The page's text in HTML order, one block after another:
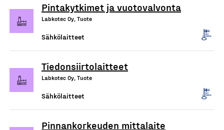
Pintakytkimet ja vuotovalvonta
Labkotec Oy, Tuote
Sähkölaitteet
Tiedonsiirtolaitteet
Labkotec Oy, Tuote
Sähkölaitteet
Pinnankorkeuden mittalaite